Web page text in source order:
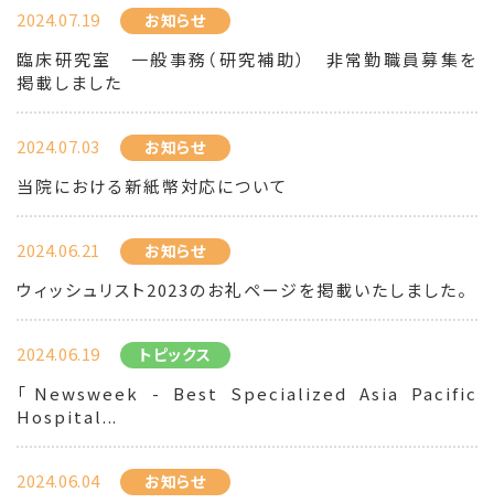
2024.07.19 お知らせ
臨床研究室 一般事務（研究補助） 非常勤職員募集を
掲載しました
2024.07.03 お知らせ
当院における新紙幣対応について
2024.06.21 お知らせ
ウィッシュリスト2023のお礼ページを掲載いたしました。
2024.06.19 トピックス
「Newsweek - Best Specialized Asia Pacific
Hospital...
2024.06.04 お知らせ